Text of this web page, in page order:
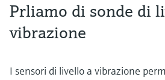
Prliamo di sonde di
vibrazione
I sensori di livello a vibrazione